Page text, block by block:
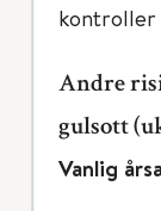
kontroller
Andre
gulsott
Vanlig